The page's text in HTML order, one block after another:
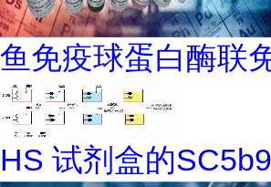
鱼免疫球蛋白酶联
HS 试剂盒的